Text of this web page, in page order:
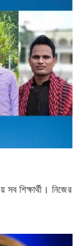
শিক্ষার্থী। নিজের